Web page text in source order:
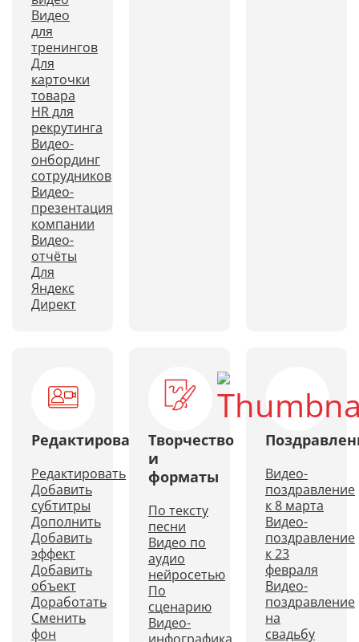
Видео
для
тренингов
Для
карточки
товара
HR для
рекрутинга
Видео-
онбординг
сотрудников
Видео-
презентация
компании
Видео-
отчёты
Для
Яндекс
Директ
Редактирование
Редактировать
Добавить
субтитры
Дополнить
Добавить
эффект
Добавить
объект
Доработать
Сменить
фон
Творчество
и
форматы
По тексту
песни
Видео по
аудио
нейросетью
По
сценарию
Видео-
Видео-
поздравление
к 8 марта
Видео-
поздравление
к 23
февраля
Видео-
поздравление
на
свадьбу